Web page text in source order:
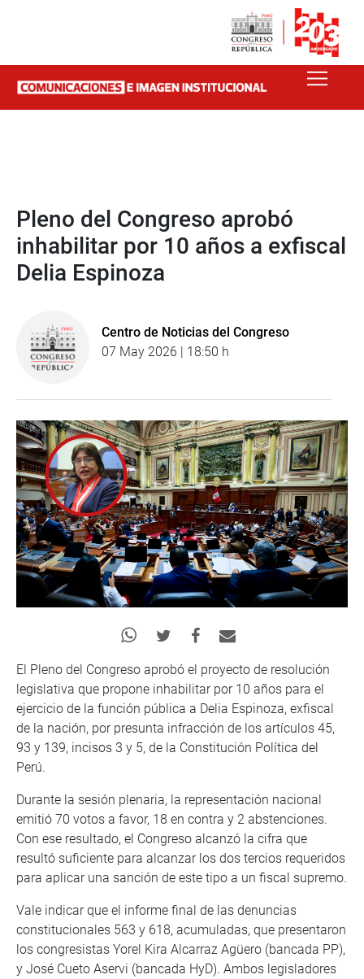
Pleno del Congreso aprobó
inhabilitar por 10 años a exfiscal
Delia Espinoza
Centro de Noticias del Congreso
07 May 2026 | 18:50 h
El Pleno del Congreso aprobó el proyecto de resolución
legislativa que propone inhabilitar por 10 años para el
ejercicio de la función pública a Delia Espinoza, exfiscal
de la nación, por presunta infracción de los artículos 45,
93 y 139, incisos 3 y 5, de la Constitución Política del
Perú.
Durante la sesión plenaria, la representación nacional
emitió 70 votos a favor, 18 en contra y 2 abstenciones.
Con ese resultado, el Congreso alcanzó la cifra que
resultó suficiente para alcanzar los dos tercios requeridos
para aplicar una sanción de este tipo a un fiscal supremo.
Vale indicar que el informe final de las denuncias
constitucionales 563 y 618, acumuladas, que presentaron
los congresistas Yorel Kira Alcarraz Agüero (bancada PP),
y José Cueto Aservi (bancada HyD). Ambos legisladores